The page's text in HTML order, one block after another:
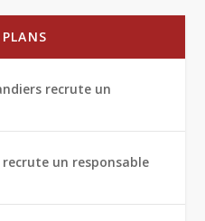
recrute un
un responsable